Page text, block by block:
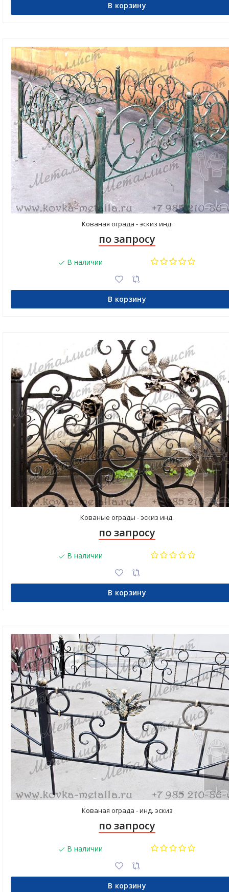
В корзину
Кованая ограда - эскиз инд.
по запросу
В наличии
В корзину
Кованые ограды - эскиз инд.
по запросу
В наличии
В корзину
Кованая ограда - инд. эскиз
по запросу
В наличии
В корзину